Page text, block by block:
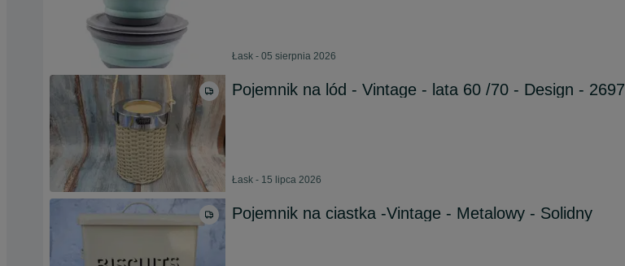
Łask - 05 sierpnia 2026
Pojemnik na lód - Vintage - lata 60 /70 - Design - 2697
Łask - 15 lipca 2026
Pojemnik na ciastka -Vintage - Metalowy - Solidny